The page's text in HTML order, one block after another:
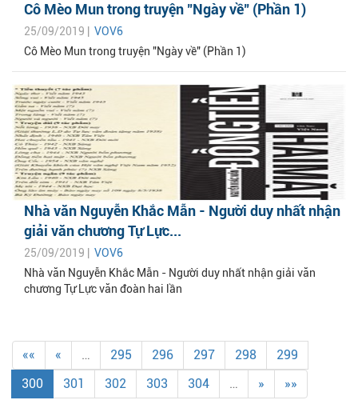
Cô Mèo Mun trong truyện "Ngày về" (Phần 1)
25/09/2019 | VOV6
Cô Mèo Mun trong truyện "Ngày về" (Phần 1)
Nhà văn Nguyễn Khắc Mẫn - Người duy nhất nhận
giải văn chương Tự Lực...
25/09/2019 | VOV6
Nhà văn Nguyễn Khắc Mẫn - Người duy nhất nhận giải văn
chương Tự Lực văn đoàn hai lần
«« « … 295 296 297 298
299
300
301 302 303 304 … » »»